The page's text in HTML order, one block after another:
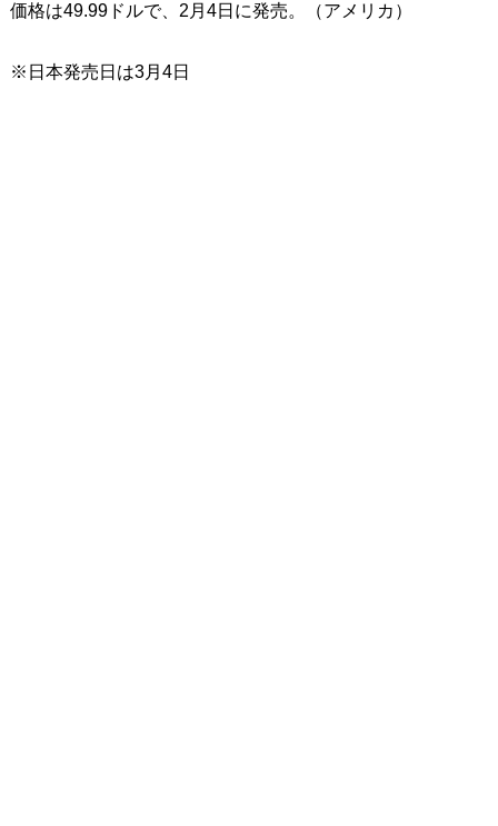
価格は49.99ドルで、2月4日に発売。（アメリカ）
※日本発売日は3月4日